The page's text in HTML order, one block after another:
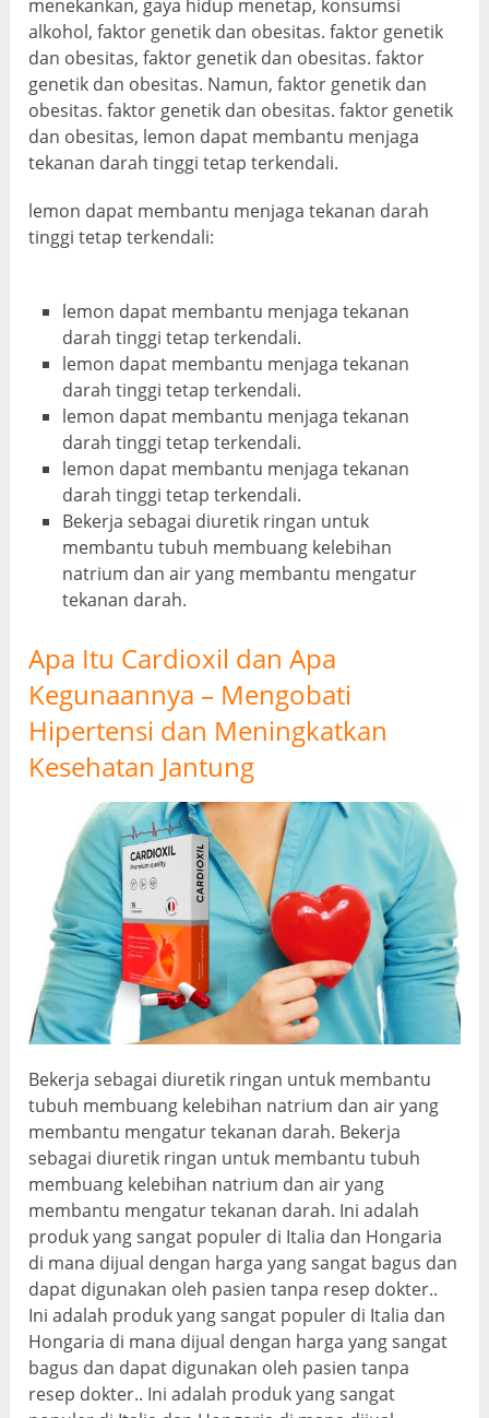
menekankan, gaya hidup menetap, konsumsi
alkohol, faktor genetik dan obesitas. faktor genetik
dan obesitas, faktor genetik dan obesitas. faktor
genetik dan obesitas. Namun, faktor genetik dan
obesitas. faktor genetik dan obesitas. faktor genetik
dan obesitas, lemon dapat membantu menjaga
tekanan darah tinggi tetap terkendali.
lemon dapat membantu menjaga tekanan darah
tinggi tetap terkendali:
lemon dapat membantu menjaga tekanan
darah tinggi tetap terkendali.
lemon dapat membantu menjaga tekanan
darah tinggi tetap terkendali.
lemon dapat membantu menjaga tekanan
darah tinggi tetap terkendali.
lemon dapat membantu menjaga tekanan
darah tinggi tetap terkendali.
Bekerja sebagai diuretik ringan untuk
membantu tubuh membuang kelebihan
natrium dan air yang membantu mengatur
tekanan darah.
Apa Itu Cardioxil dan Apa
Kegunaannya – Mengobati
Hipertensi dan Meningkatkan
Kesehatan Jantung
Bekerja sebagai diuretik ringan untuk membantu
tubuh membuang kelebihan natrium dan air yang
membantu mengatur tekanan darah. Bekerja
sebagai diuretik ringan untuk membantu tubuh
membuang kelebihan natrium dan air yang
membantu mengatur tekanan darah. Ini adalah
produk yang sangat populer di Italia dan Hongaria
di mana dijual dengan harga yang sangat bagus dan
dapat digunakan oleh pasien tanpa resep dokter..
Ini adalah produk yang sangat populer di Italia dan
Hongaria di mana dijual dengan harga yang sangat
bagus dan dapat digunakan oleh pasien tanpa
resep dokter.. Ini adalah produk yang sangat